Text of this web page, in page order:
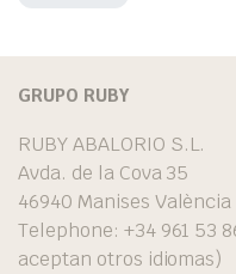
GRUPO RUBY
RUBY ABALORIO S.L.
Avda. de la Cova 35
46940 Manises València
Telephone: +34 961 53
aceptan otros idiomas)